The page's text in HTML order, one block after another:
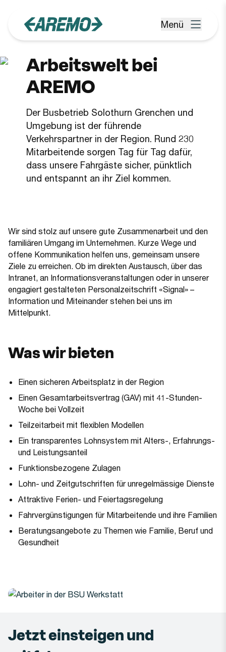
Menü öffnen
Menü
Arbeitswelt bei
AREMO
Der Busbetrieb Solothurn Grenchen und
Umgebung ist der führende
Verkehrspartner in der Region. Rund 230
Mitarbeitende sorgen Tag für Tag dafür,
dass unsere Fahrgäste sicher, pünktlich
und entspannt an ihr Ziel kommen.
Wir sind stolz auf unsere gute Zusammenarbeit und den
familiären Umgang im Unternehmen. Kurze Wege und
offene Kommunikation helfen uns, gemeinsam unsere
Ziele zu erreichen. Ob im direkten Austausch, über das
Intranet, an Informationsveranstaltungen oder in unserer
engagiert gestalteten Personalzeitschrift «Signal» –
Information und Miteinander stehen bei uns im
Mittelpunkt.
Was wir bieten
Einen sicheren Arbeitsplatz in der Region
Einen Gesamtarbeitsvertrag (GAV) mit 41-Stunden-
Woche bei Vollzeit
Teilzeitarbeit mit flexiblen Modellen
Ein transparentes Lohnsystem mit Alters-, Erfahrungs-
und Leistungsanteil
Funktionsbezogene Zulagen
Lohn- und Zeitgutschriften für unregelmässige Dienste
Attraktive Ferien- und Feiertagsregelung
Fahrvergünstigungen für Mitarbeitende und ihre Familien
Beratungsangebote zu Themen wie Familie, Beruf und
Gesundheit
Jetzt einsteigen und